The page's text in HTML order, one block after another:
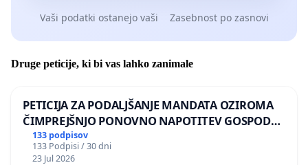
Vaši podatki ostanejo vaši Zasebnost po zasnovi
Druge peticije, ki bi vas lahko zanimale
PETICIJA ZA PODALJŠANJE MANDATA OZIROMA
ČIMPREJŠNJO PONOVNO NAPOTITEV GOSPODA
BERNARDA ŠRAJNERJA NA VELEPOSLANIŠTVO
REPUBLIKE SLOVENIJE V MOSKVI
133 podpisov
133 Podpisi / 30 dni
23 Jul 2026